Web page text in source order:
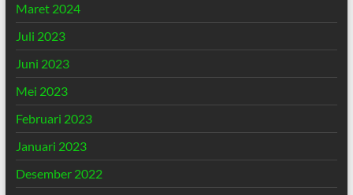
Maret 2024
Juli 2023
Juni 2023
Mei 2023
Februari 2023
Januari 2023
Desember 2022